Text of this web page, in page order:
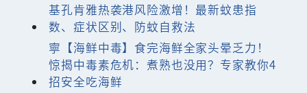
基孔肯雅热袭港风险激增！最新蚊患指
数、症状区别、防蚊自救法
寧【海鲜中毒】食完海鲜全家头晕乏力！
惊揭中毒素危机：煮熟也没用？专家教你4
招安全吃海鲜